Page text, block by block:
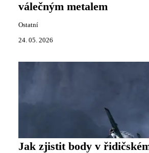
válečným metalem
Ostatní
24. 05. 2026
Jak zjistit body v